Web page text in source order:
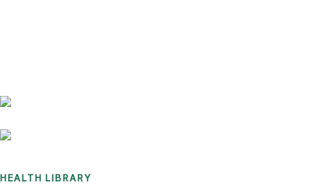
HEALTH LIBRARY